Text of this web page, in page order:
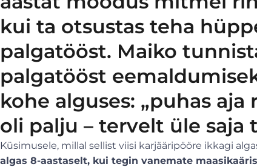
kui ta otsustas teha
palgatööst. Maiko
palgatööst
kohe alguses: „puhas
oli palju – tervelt üle saja
Küsimusele, millal sellist viisi karjääripööre ikkagi
algas 8-aastaselt, kui tegin vanemate